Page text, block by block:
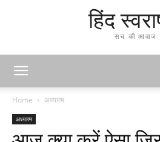
हिंद
सच की आवाज
Home अध्यात्म
अध्यात्म